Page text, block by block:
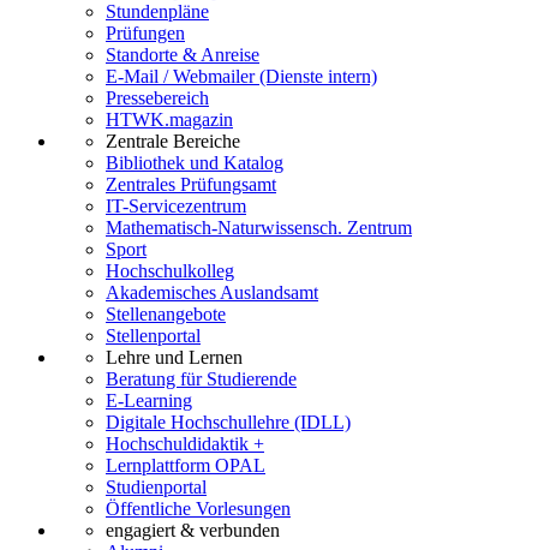
Stundenpläne
Prüfungen
Standorte & Anreise
E-Mail / Webmailer (Dienste intern)
Pressebereich
HTWK.magazin
Zentrale Bereiche
Bibliothek und Katalog
Zentrales Prüfungsamt
IT-Servicezentrum
Mathematisch-Naturwissensch. Zentrum
Sport
Hochschulkolleg
Akademisches Auslandsamt
Stellenangebote
Stellenportal
Lehre und Lernen
Beratung für Studierende
E-Learning
Digitale Hochschullehre (IDLL)
Hochschuldidaktik +
Lernplattform OPAL
Studienportal
Öffentliche Vorlesungen
engagiert & verbunden